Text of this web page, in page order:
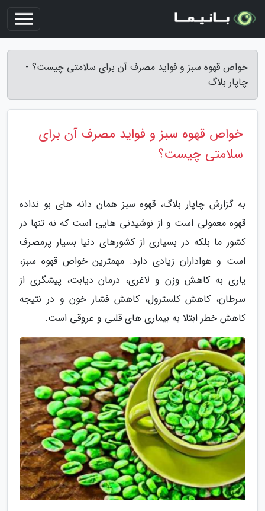
خواص قهوه سبز و فواید مصرف آن برای سلامتی چیست؟ -
چاپار بلاگ
خواص قهوه سبز و فواید مصرف آن برای
سلامتی چیست؟
به گزارش چاپار بلاگ، قهوه سبز همان دانه های بو نداده
قهوه معمولی است و از نوشیدنی هایی است که نه تنها در
کشور ما بلکه در بسیاری از کشورهای دنیا بسیار پرمصرف
است و هواداران زیادی دارد. مهمترین خواص قهوه سبز،
یاری به کاهش وزن و لاغری، درمان دیابت، پیشگری از
سرطان، کاهش کلسترول، کاهش فشار خون و در نتیجه
کاهش خطر ابتلا به بیماری های قلبی و عروقی است.